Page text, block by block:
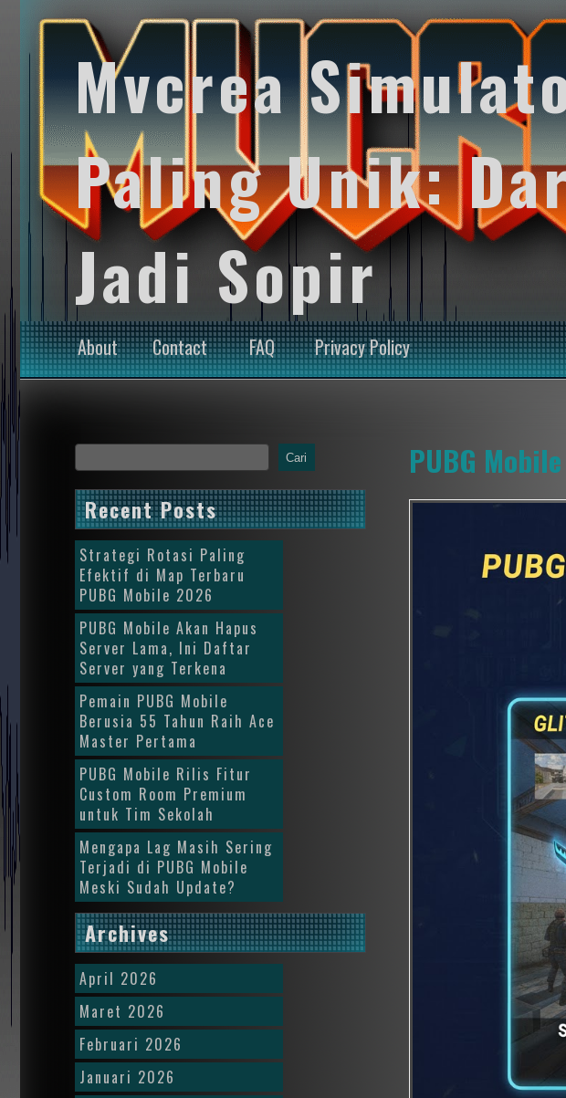
Mvcrea
Paling Unik:
Jadi Sopir
About Contact FAQ Privacy Policy
PUBG
Cari
Recent Posts
Strategi Rotasi Paling
Efektif di Map Terbaru
PUBG Mobile 2026
PUBG Mobile Akan Hapus
Server Lama, Ini Daftar
Server yang Terkena
Pemain PUBG Mobile
Berusia 55 Tahun Raih Ace
Master Pertama
PUBG Mobile Rilis Fitur
Custom Room Premium
untuk Tim Sekolah
Mengapa Lag Masih Sering
Terjadi di PUBG Mobile
Meski Sudah Update?
Archives
April 2026
Maret 2026
Februari 2026
Januari 2026